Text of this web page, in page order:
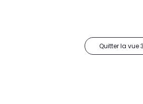
Quitter la vue